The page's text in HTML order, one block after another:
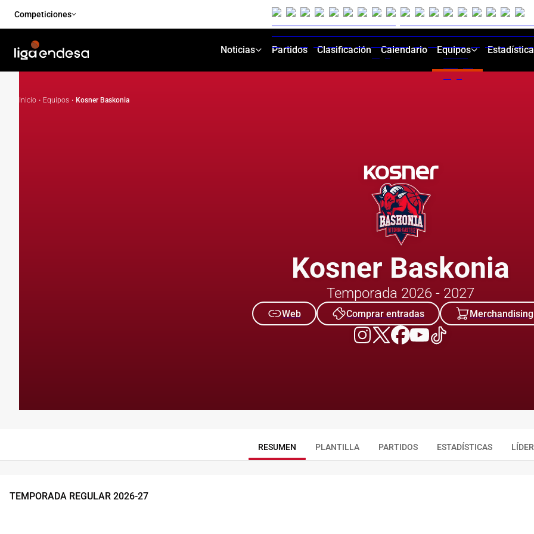
Competiciones
Noticias Partidos Clasificación Calendario Equipos
Inicio · Equipos · Kosner Baskonia
Kosner Baskonia
Temporada 2026 - 2027
Web Comprar entradas Merchandising
RESUMEN PLANTILLA PARTIDOS ESTADÍSTICAS
TEMPORADA REGULAR 2026-27